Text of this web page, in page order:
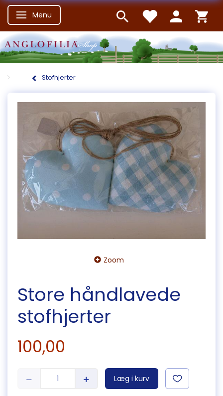
Skifte navigation
Menu
Stofhjerter
Zoom
Store håndlavede
stofhjerter
100,00
Læg i kurv